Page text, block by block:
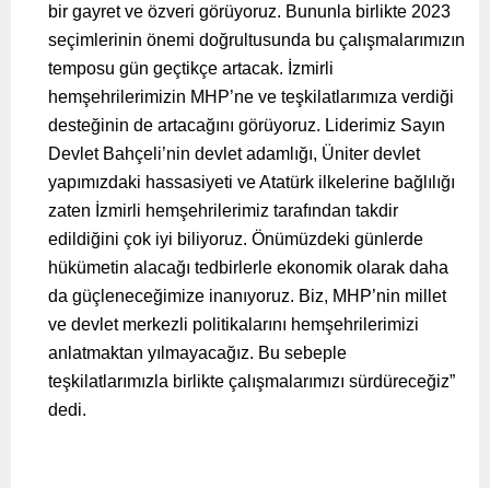
bir gayret ve özveri görüyoruz. Bununla birlikte 2023
seçimlerinin önemi doğrultusunda bu çalışmalarımızın
temposu gün geçtikçe artacak. İzmirli
hemşehrilerimizin MHP’ne ve teşkilatlarımıza verdiği
desteğinin de artacağını görüyoruz. Liderimiz Sayın
Devlet Bahçeli’nin devlet adamlığı, Üniter devlet
yapımızdaki hassasiyeti ve Atatürk ilkelerine bağlılığı
zaten İzmirli hemşehrilerimiz tarafından takdir
edildiğini çok iyi biliyoruz. Önümüzdeki günlerde
hükümetin alacağı tedbirlerle ekonomik olarak daha
da güçleneceğimize inanıyoruz. Biz, MHP’nin millet
ve devlet merkezli politikalarını hemşehrilerimizi
anlatmaktan yılmayacağız. Bu sebeple
teşkilatlarımızla birlikte çalışmalarımızı sürdüreceğiz”
dedi.